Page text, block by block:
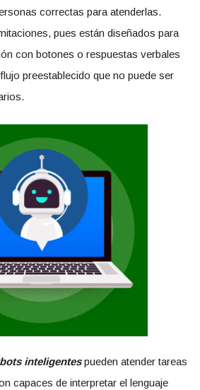
correctas para atenderlas.
pues están diseñados para
con botones o respuestas verbales
preestablecido que no puede ser
inteligentespueden atender tareas
capaces de interpretar el lenguaje